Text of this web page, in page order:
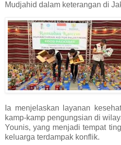
Mudjahid dalam keterangan di
Ia menjelaskan layanan
kamp-kamp pengungsian di
Younis, yang menjadi tempat
keluarga terdampak konflik.